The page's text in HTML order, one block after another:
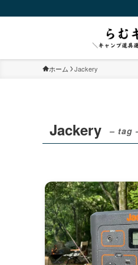
ホーム Jackery
Jackery – tag